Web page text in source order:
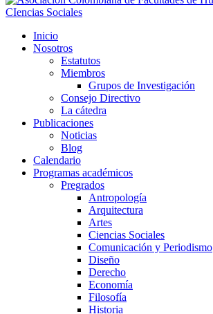
Inicio
Nosotros
Estatutos
Miembros
Grupos de Investigación
Consejo Directivo
La cátedra
Publicaciones
Noticias
Blog
Calendario
Programas académicos
Pregrados
Antropología
Arquitectura
Artes
Ciencias Sociales
Comunicación y Periodismo
Diseño
Derecho
Economía
Filosofía
Historia